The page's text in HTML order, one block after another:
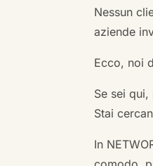
Nessun
aziende
Ecco, noi
Se sei
Stai
In